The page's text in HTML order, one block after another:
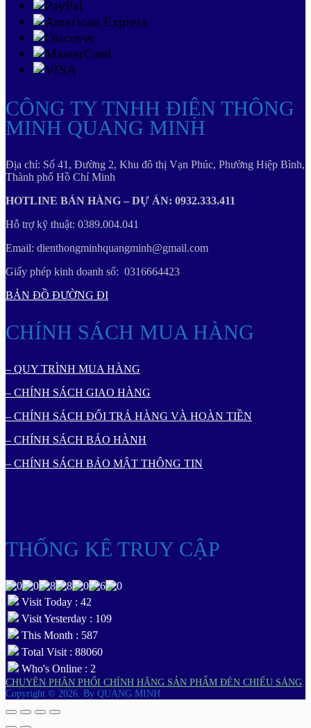
CÔNG TY TNHH ĐIỆN THÔNG
MINH QUANG MINH
Địa chỉ: Số 41, Đường 2, Khu đô thị Vạn Phúc, Phường Hiệp Bình,
Thành phố Hồ Chí Minh
HOTLINE BÁN HÀNG – DỰ ÁN: 0932.333.411
Hỗ trợ kỹ thuật: 0389.004.041
Email: dienthongminhquangminh@gmail.com
Giấy phép kinh doanh số: 0316664423
BẢN ĐỒ ĐƯỜNG ĐI
CHÍNH SÁCH MUA HÀNG
– QUY TRÌNH MUA HÀNG
– CHÍNH SÁCH GIAO HÀNG
– CHÍNH SÁCH ĐỔI TRẢ HÀNG VÀ HOÀN TIỀN
– CHÍNH SÁCH BẢO HÀNH
– CHÍNH SÁCH BẢO MẬT THÔNG TIN
THỐNG KÊ TRUY CẬP
Visit Today : 42
Visit Yesterday : 109
This Month : 587
Total Visit : 88060
Who's Online : 2
CHUYÊN PHÂN PHỐI CHÍNH HÃNG SẢN PHẨM ĐÈN CHIẾU SÁNG
Copyright © 2026. By QUANG MINH